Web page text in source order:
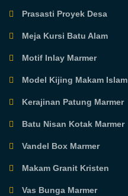
Prasasti Proyek Desa
Meja Kursi Batu Alam
Motif Inlay Marmer
Model Kijing Makam Islam
Kerajinan Patung Marmer
Batu Nisan Kotak Marmer
Vandel Box Marmer
Makam Granit Kristen
Vas Bunga Marmer